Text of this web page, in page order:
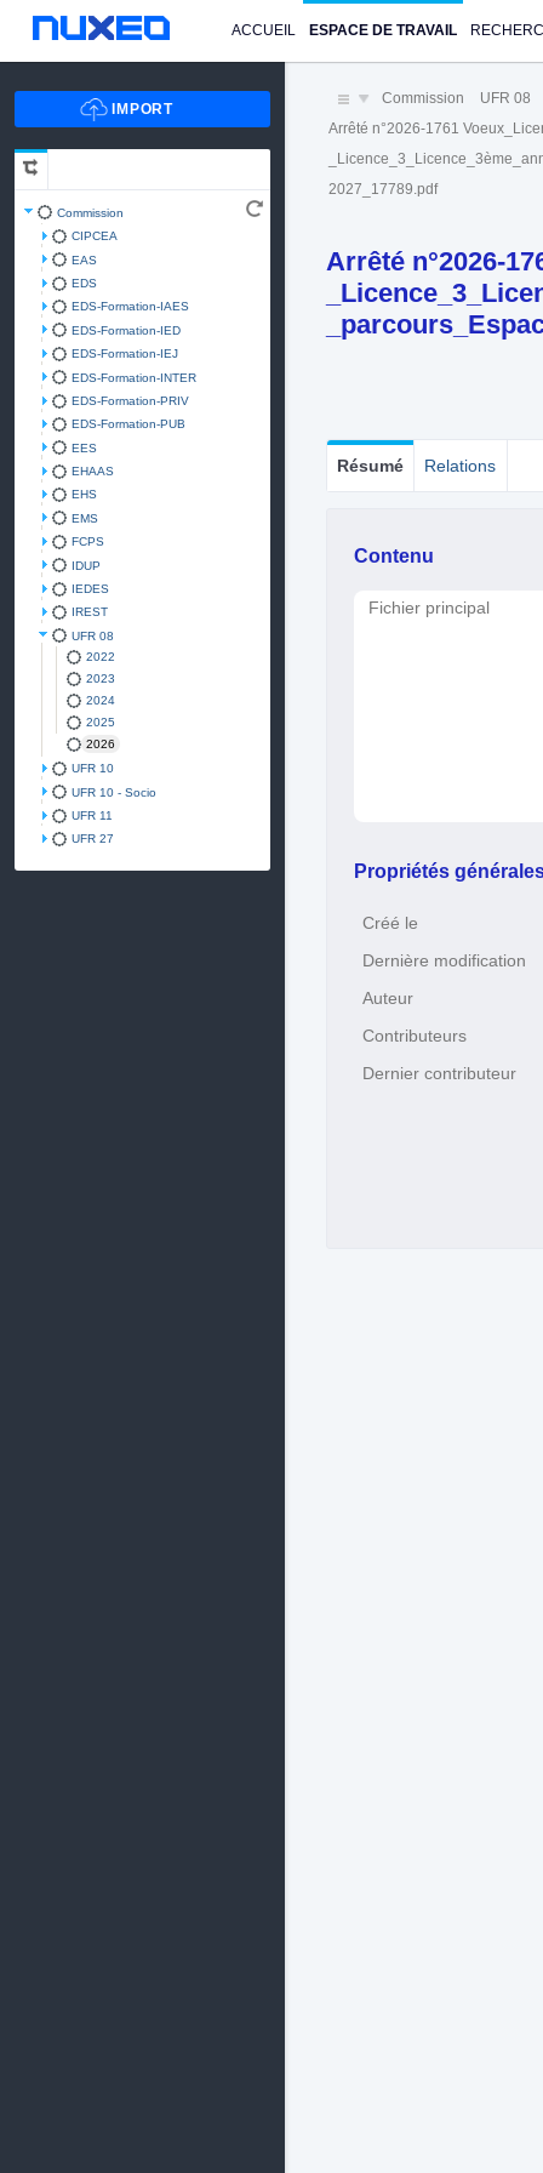
ACCUEIL ESPACE DE TRAVAIL
Commission
CIPCEA
EAS
EDS
EDS-Formation-IAES
EDS-Formation-IED
EDS-Formation-IEJ
EDS-Formation-INTER
EDS-Formation-PRIV
EDS-Formation-PUB
EES
EHAAS
EHS
EMS
FCPS
IDUP
IEDES
IREST
UFR 08
2022
2023
2024
2025
2026
UFR 10
UFR 10 - Socio
UFR 11
UFR 27
Commission UFR 08
Arrêté n°2026-1761
2027_17789.pdf
Arrêté n°2026-
Résumé Relations
Contenu
Fichier principal
Propriétés
Créé le
Dernière modification
Auteur
Contributeurs
Dernier contributeur